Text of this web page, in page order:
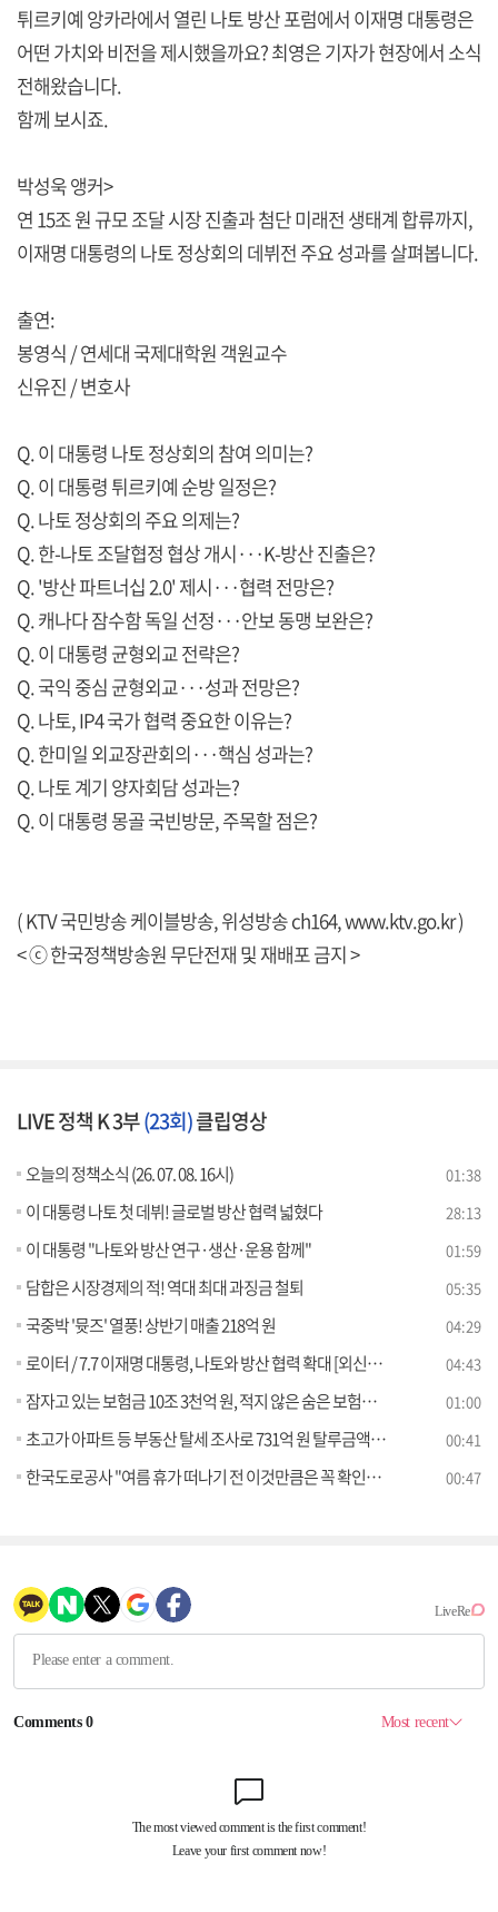
튀르키예 앙카라에서 열린 나토 방산 포럼에서 이재명 대통령은
어떤 가치와 비전을 제시했을까요? 최영은 기자가 현장에서 소식
전해왔습니다.
함께 보시죠.
박성욱 앵커>
연 15조 원 규모 조달 시장 진출과 첨단 미래전 생태계 합류까지,
이재명 대통령의 나토 정상회의 데뷔전 주요 성과를 살펴봅니다.
출연:
봉영식 / 연세대 국제대학원 객원교수
신유진 / 변호사
Q. 이 대통령 나토 정상회의 참여 의미는?
Q. 이 대통령 튀르키예 순방 일정은?
Q. 나토 정상회의 주요 의제는?
Q. 한-나토 조달협정 협상 개시···K-방산 진출은?
Q. '방산 파트너십 2.0' 제시···협력 전망은?
Q. 캐나다 잠수함 독일 선정···안보 동맹 보완은?
Q. 이 대통령 균형외교 전략은?
Q. 국익 중심 균형외교···성과 전망은?
Q. 나토, IP4 국가 협력 중요한 이유는?
Q. 한미일 외교장관회의···핵심 성과는?
Q. 나토 계기 양자회담 성과는?
Q. 이 대통령 몽골 국빈방문, 주목할 점은?
( KTV 국민방송 케이블방송, 위성방송 ch164,www.ktv.go.kr)
< ⓒ 한국정책방송원 무단전재 및 재배포 금지 >
LIVE 정책 K 3부(23회)클립영상
오늘의 정책소식 (26. 07. 08. 16시) 01:38
이 대통령 나토 첫 데뷔! 글로벌 방산 협력 넓혔다 28:13
이 대통령 "나토와 방산 연구·생산·운용 함께" 01:59
담합은 시장경제의 적! 역대 최대 과징금 철퇴 05:35
국중박 '뮷즈' 열풍! 상반기 매출 218억 원 04:29
로이터 / 7.7 이재명 대통령, 나토와 방산 협력 확대 [외신에 비친 한국] 04:43
잠자고 있는 보험금 10조 3천억 원, 적지 않은 숨은 보험금을 보험계약자들께 찾아드립니다. 01:00
초고가 아파트 등 부동산 탈세 조사로 731억 원 탈루금액 드러나 00:41
한국도로공사 "여름 휴가 떠나기 전 이것만큼은 꼭 확인하세요" 00:47